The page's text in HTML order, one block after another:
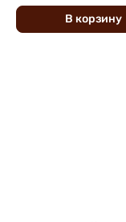
В корзину